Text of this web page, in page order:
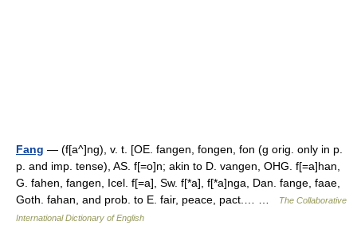
Fang — (f[a^]ng), v. t. [OE. fangen, fongen, fon (g orig. only in p.
p. and imp. tense), AS. f[=o]n; akin to D. vangen, OHG. f[=a]han,
G. fahen, fangen, Icel. f[=a], Sw. f[*a], f[*a]nga, Dan. fange, faae,
Goth. fahan, and prob. to E. fair, peace, pact.… …
The Collaborative
International Dictionary of English